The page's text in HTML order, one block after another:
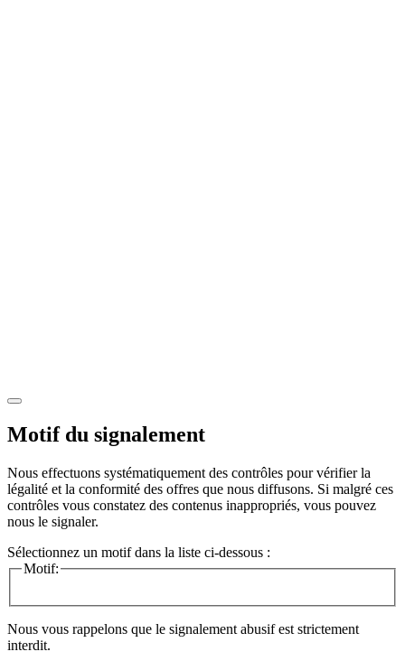
Motif du signalement
Nous effectuons systématiquement des contrôles pour vérifier la
légalité et la conformité des offres que nous diffusons. Si malgré ces
contrôles vous constatez des contenus inappropriés, vous pouvez
nous le signaler.
Sélectionnez un motif dans la liste ci-dessous :
Motif:
Nous vous rappelons que le signalement abusif est strictement
interdit.